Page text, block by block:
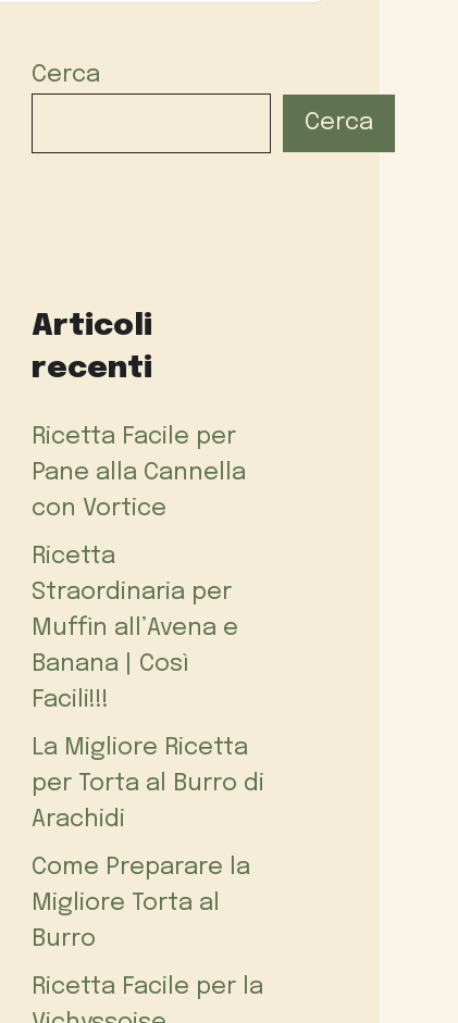
Cerca
Cerca
Articoli
recenti
Ricetta Facile per
Pane alla Cannella
con Vortice
Ricetta
Straordinaria per
Muffin all’Avena e
Banana | Così
Facili!!!
La Migliore Ricetta
per Torta al Burro di
Arachidi
Come Preparare la
Migliore Torta al
Burro
Ricetta Facile per la